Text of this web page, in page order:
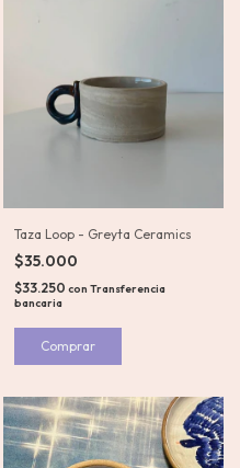
Taza Loop - Greyta Ceramics
$35.000
$33.250 con Transferencia
bancaria